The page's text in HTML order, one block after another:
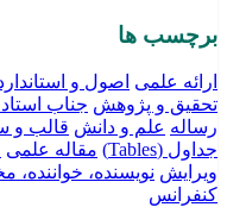
برچسب ها
ارائه علمی اصول و
تحقیق و پژوهش جناب
رساله علم و دانش قالب و
جداول (Tables)
مقاله علمی
ویرایش نویسنده،
کنفرانس